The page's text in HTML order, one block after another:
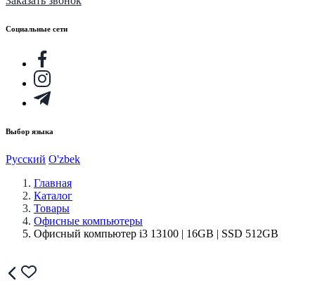
Социальные сети
Выбор языка
Русский O'zbek
Главная
Каталог
Товары
Офисные компьютеры
Офисный компьютер i3 13100 | 16GB | SSD 512GB